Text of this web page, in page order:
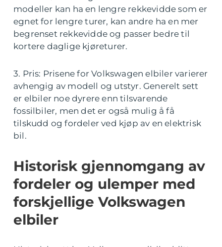
modeller kan ha en lengre rekkevidde som er
egnet for lengre turer, kan andre ha en mer
begrenset rekkevidde og passer bedre til
kortere daglige kjøreturer.
3. Pris: Prisene for Volkswagen elbiler varierer
avhengig av modell og utstyr. Generelt sett
er elbiler noe dyrere enn tilsvarende
fossilbiler, men det er også mulig å få
tilskudd og fordeler ved kjøp av en elektrisk
bil.
Historisk gjennomgang av
fordeler og ulemper med
forskjellige Volkswagen
elbiler